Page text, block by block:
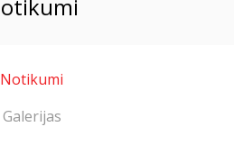
notikumi
Notikumi
Galerijas